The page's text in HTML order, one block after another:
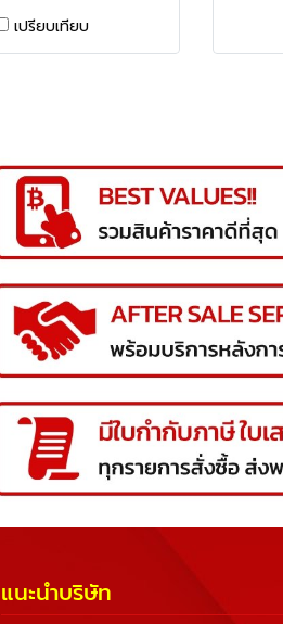
เปรียบเทียบ
แนะนำบริษัท